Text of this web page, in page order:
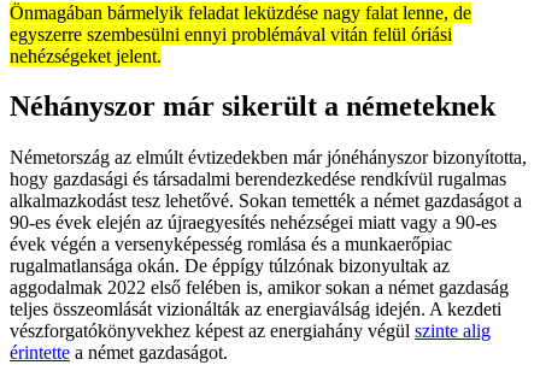
Önmagában bármelyik feladat leküzdése nagy falat lenne, de
egyszerre szembesülni ennyi problémával vitán felül óriási
nehézségeket jelent.
Néhányszor már sikerült a németeknek
Németország az elmúlt évtizedekben már jónéhányszor bizonyította,
hogy gazdasági és társadalmi berendezkedése rendkívül rugalmas
alkalmazkodást tesz lehetővé. Sokan temették a német gazdaságot a
90-es évek elején az újraegyesítés nehézségei miatt vagy a 90-es
évek végén a versenyképesség romlása és a munkaerőpiac
rugalmatlansága okán. De éppígy túlzónak bizonyultak az
aggodalmak 2022 első felében is, amikor sokan a német gazdaság
teljes összeomlását vizionálták az energiaválság idején. A kezdeti
vészforgatókönyvekhez képest az energiahány végül szinte alig
érintette a német gazdaságot.